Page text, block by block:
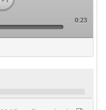
0:23